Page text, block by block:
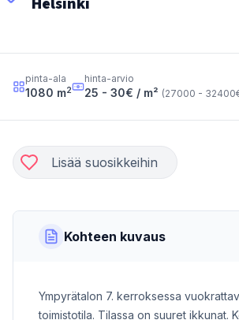
pinta-ala
1080 m2
hinta-arvio
25 - 30€ / m² (27000 - 32400
Lisää suosikkeihin
Kohteen kuvaus
Ympyrätalon 7. kerroksessa
toimistotila. Tilassa on suuret ikkunat.